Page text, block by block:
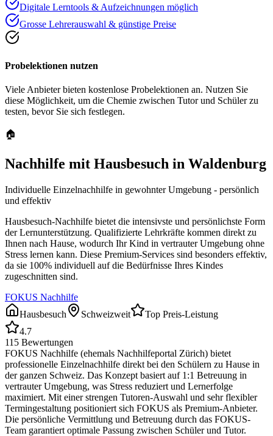
Digitale Lerntools & Aufzeichnungen möglich
Grosse Lehrerauswahl & günstige Preise
Probelektionen nutzen
Viele Anbieter bieten kostenlose Probelektionen an. Nutzen Sie
diese Möglichkeit, um die Chemie zwischen Tutor und Schüler zu
testen, bevor Sie sich festlegen.
🏠
Nachhilfe mit Hausbesuch in Waldenburg
Individuelle Einzelnachhilfe in gewohnter Umgebung - persönlich
und effektiv
Hausbesuch-Nachhilfe bietet die intensivste und persönlichste Form
der Lernunterstützung. Qualifizierte Lehrkräfte kommen direkt zu
Ihnen nach Hause, wodurch Ihr Kind in vertrauter Umgebung ohne
Stress lernen kann. Diese Premium-Services sind besonders effektiv,
da sie 100% individuell auf die Bedürfnisse Ihres Kindes
zugeschnitten sind.
FOKUS Nachhilfe
Hausbesuch
Schweizweit
Top Preis-Leistung
4.7
115 Bewertungen
FOKUS Nachhilfe (ehemals Nachhilfeportal Zürich) bietet
professionelle Einzelnachhilfe direkt bei den Schülern zu Hause in
der ganzen Schweiz. Das Konzept basiert auf 1:1 Betreuung in
vertrauter Umgebung, was Stress reduziert und Lernerfolge
maximiert. Mit einer strengen Tutoren-Auswahl und sehr flexibler
Termingestaltung positioniert sich FOKUS als Premium-Anbieter.
Die persönliche Vermittlung und Betreuung durch das FOKUS-
Team garantiert optimale Passung zwischen Schüler und Tutor.